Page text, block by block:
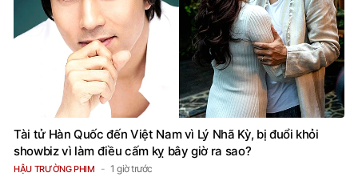
Tài tử Hàn Quốc đến Việt Nam vì Lý Nhã Kỳ, bị đuổi khỏi
showbiz vì làm điều cấm kỵ bây giờ ra sao?
HẬU TRƯỜNG PHIM 1 giờ trước